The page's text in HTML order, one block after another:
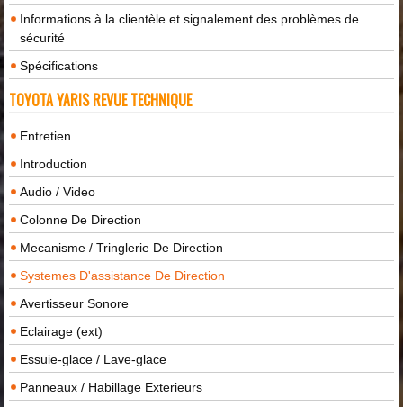
Informations à la clientèle et signalement des problèmes de
sécurité
Spécifications
TOYOTA YARIS REVUE TECHNIQUE
Entretien
Introduction
Audio / Video
Colonne De Direction
Mecanisme / Tringlerie De Direction
Systemes D'assistance De Direction
Avertisseur Sonore
Eclairage (ext)
Essuie-glace / Lave-glace
Panneaux / Habillage Exterieurs